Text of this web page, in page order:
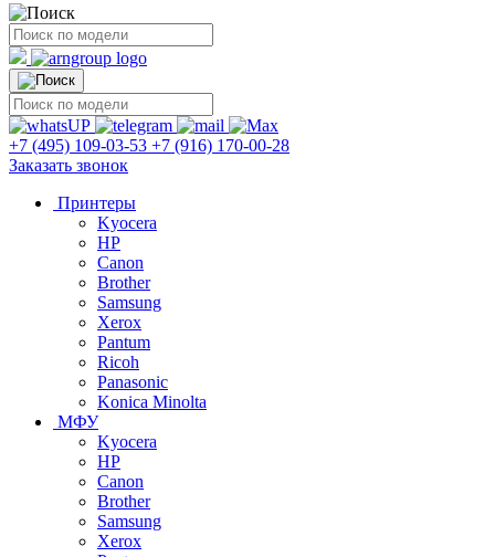
+7 (495) 109-03-53 +7 (916) 170-00-28
Заказать звонок
Принтеры
Kyocera
HP
Canon
Brother
Samsung
Xerox
Pantum
Ricoh
Panasonic
Konica Minolta
МФУ
Kyocera
HP
Canon
Brother
Samsung
Xerox